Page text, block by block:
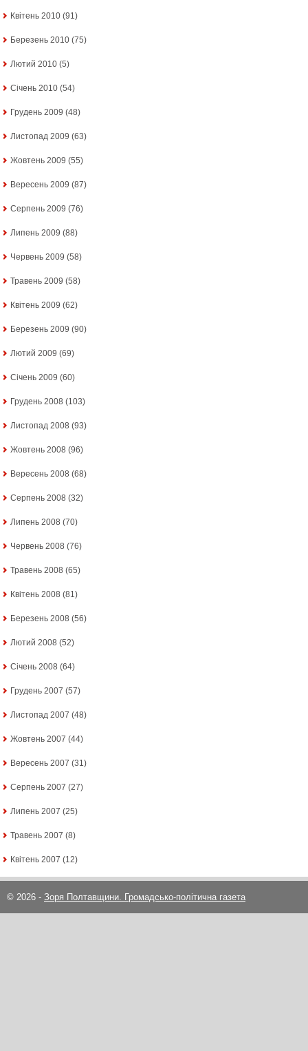
Квітень 2010 (91)
Березень 2010 (75)
Лютий 2010 (5)
Січень 2010 (54)
Грудень 2009 (48)
Листопад 2009 (63)
Жовтень 2009 (55)
Вересень 2009 (87)
Серпень 2009 (76)
Липень 2009 (88)
Червень 2009 (58)
Травень 2009 (58)
Квітень 2009 (62)
Березень 2009 (90)
Лютий 2009 (69)
Січень 2009 (60)
Грудень 2008 (103)
Листопад 2008 (93)
Жовтень 2008 (96)
Вересень 2008 (68)
Серпень 2008 (32)
Липень 2008 (70)
Червень 2008 (76)
Травень 2008 (65)
Квітень 2008 (81)
Березень 2008 (56)
Лютий 2008 (52)
Січень 2008 (64)
Грудень 2007 (57)
Листопад 2007 (48)
Жовтень 2007 (44)
Вересень 2007 (31)
Серпень 2007 (27)
Липень 2007 (25)
Травень 2007 (8)
Квітень 2007 (12)
© 2026 - Зоря Полтавщини. Громадсько-політична газета